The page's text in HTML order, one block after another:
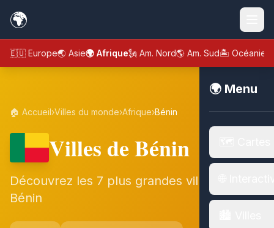
🌍
🇪🇺 Europe🌏 Asie🌍 Afrique🗽 Am. Nord🌎 Am. Sud🏝️ Océanie
🌍 Menu
🏠 Accueil›Villes du monde›Afrique›Bénin
Villes de Bénin
Découvrez les 7 plus grandes villes de
Bénin